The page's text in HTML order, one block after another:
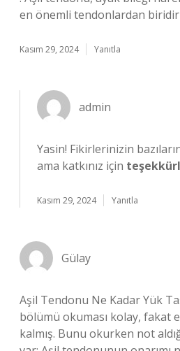
en önemli tendonlardan biridir
Kasım 29, 2024 Yanıtla
admin
Yasin! Fikirlerinizin
ama katkınız için
Kasım 29, 2024 Yanıtla
Gülay
Aşil Tendonu Ne Kadar Yük
bölümü okuması kolay, fakat
kalmış. Bunu okurken not